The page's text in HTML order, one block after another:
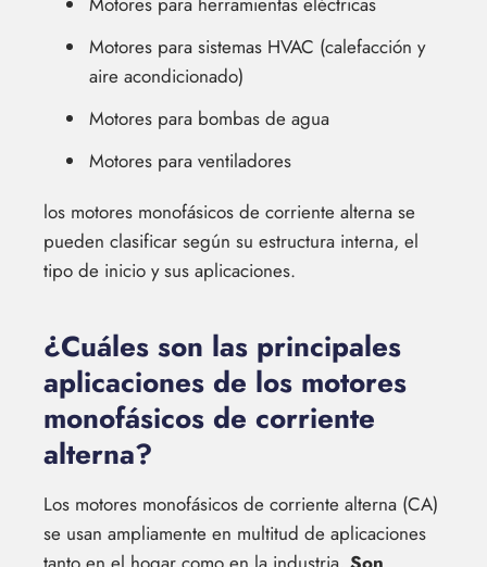
Motores para sistemas HVAC (calefacción y
aire acondicionado)
Motores para bombas de agua
Motores para ventiladores
los motores monofásicos de corriente alterna se
pueden clasificar según su estructura interna, el
tipo de inicio y sus aplicaciones.
¿Cuáles son las principales
aplicaciones de los motores
monofásicos de corriente
alterna?
Los motores monofásicos de corriente alterna (CA)
se usan ampliamente en multitud de aplicaciones